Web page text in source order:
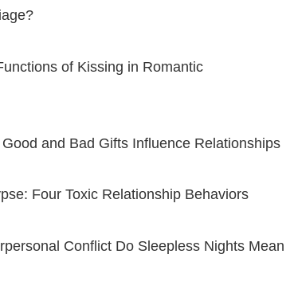
of Kissing in Romantic
and Bad Gifts Influence Relationships
Four Toxic Relationship Behaviors
Conflict Do Sleepless Nights Mean